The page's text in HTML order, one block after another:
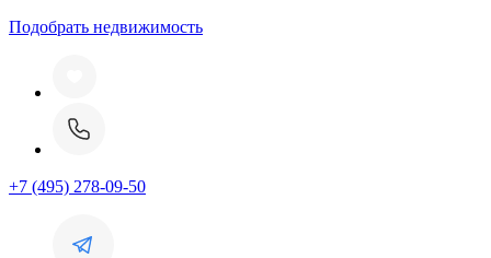
Подобрать недвижимость
+7 (495) 278-09-50